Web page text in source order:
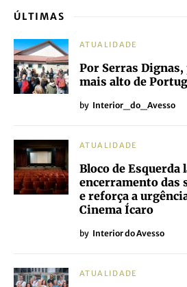
AVESSO POR DISTRITO
Castelo Branco
Bragança
Guarda
Viseu